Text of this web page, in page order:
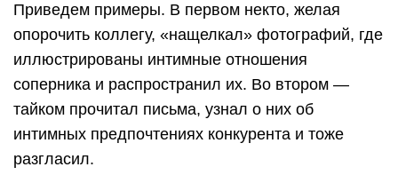
Приведем примеры. В первом некто, желая
опорочить коллегу, «нащелкал» фотографий, где
иллюстрированы интимные отношения
соперника и распространил их. Во втором —
тайком прочитал письма, узнал о них об
интимных предпочтениях конкурента и тоже
разгласил.